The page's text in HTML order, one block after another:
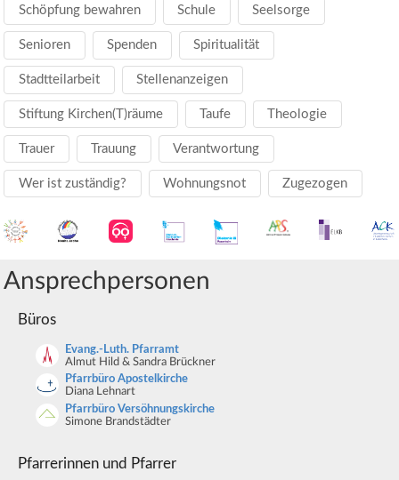
Schöpfung bewahren Schule Seelsorge
Senioren Spenden Spiritualität
Stadtteilarbeit Stellenanzeigen
Stiftung Kirchen(T)räume Taufe Theologie
Trauer Trauung Verantwortung
Wer ist zuständig? Wohnungsnot Zugezogen
Ansprechpersonen
Büros
Evang.-Luth. Pfarramt
Almut Hild & Sandra Brückner
Pfarrbüro Apostelkirche
Diana Lehnart
Pfarrbüro Versöhnungskirche
Simone Brandstädter
Pfarrerinnen und Pfarrer